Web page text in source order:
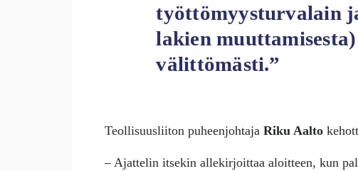
työttömyysturvalain
lakien
välittömästi.”
Teollisuusliiton puheenjohtaja Riku Aalto
– Ajattelin itsekin allekirjoittaa aloitteen, kun